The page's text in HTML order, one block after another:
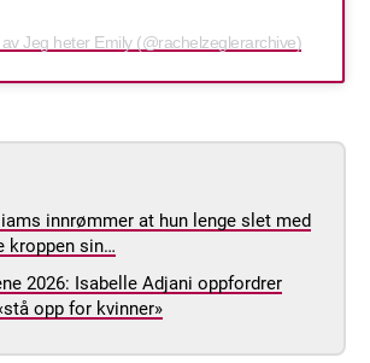
Jeg heter Emily (@rachelzeglerarchive)
innrømmer at hun lenge slet med
kroppen sin…
2026: Isabelle Adjani oppfordrer
opp for kvinner»